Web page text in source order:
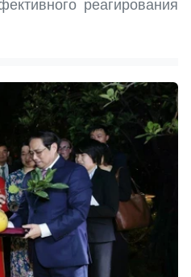
реагирования